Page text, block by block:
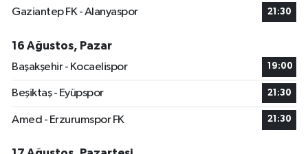
Gaziantep FK - Alanyaspor 21:30
16 Ağustos, Pazar
Başakşehir - Kocaelispor
19:00
Beşiktaş - Eyüpspor 21:30
Amed - Erzurumspor FK 21:30